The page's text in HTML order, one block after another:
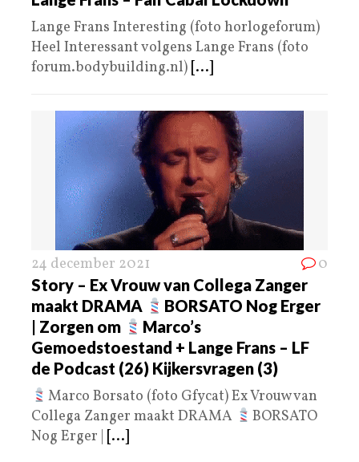
Lange Frans Interesting (foto horlogeforum)
Heel Interessant volgens Lange Frans (foto
forum.bodybuilding.nl) [...]
24 december 2021 0
Story – Ex Vrouw van Collega Zanger
maakt DRAMA
BORSATO Nog Erger
| Zorgen om
Marco’s
Gemoedstoestand + Lange Frans – LF
de Podcast (26) Kijkersvragen (3)
Marco Borsato (foto Gfycat) Ex Vrouw van
Collega Zanger maakt DRAMA
BORSATO
Nog Erger | [...]